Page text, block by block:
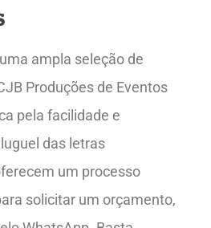
ampla seleção de
Produções de Eventos
pela facilidade e
das letras
um processo
solicitar um orçamento,